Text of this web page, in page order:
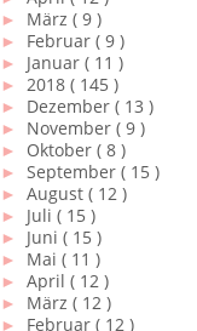
► März ( 9 )
► Februar ( 9 )
► Januar ( 11 )
► 2018 ( 145 )
► Dezember ( 13 )
► November ( 9 )
► Oktober ( 8 )
► September ( 15 )
► August ( 12 )
► Juli ( 15 )
► Juni ( 15 )
► Mai ( 11 )
► April ( 12 )
► März ( 12 )
► Februar ( 12 )